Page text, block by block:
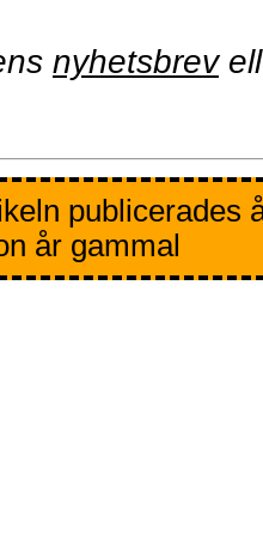
nyhetsbrev
publicerades
år gammal